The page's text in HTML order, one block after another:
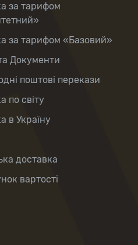
за тарифом
за тарифом «Базовий»
Документи
поштові перекази
по світу
в Україну
доставка
вартості